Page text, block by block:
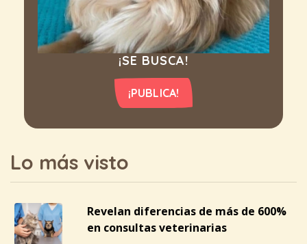
¡SE BUSCA!
¡PUBLICA!
Lo más visto
Revelan diferencias de más de 600%
en consultas veterinarias